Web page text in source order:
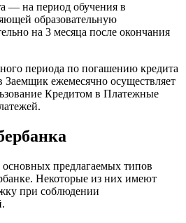
— на период обучения в
образовательную
на 3 месяца после окончания
периода по погашению кредита
Заемщик ежемесячно осуществляет
Кредитом в Платежные
основных предлагаемых типов
Некоторые из них имеют
при соблюдении